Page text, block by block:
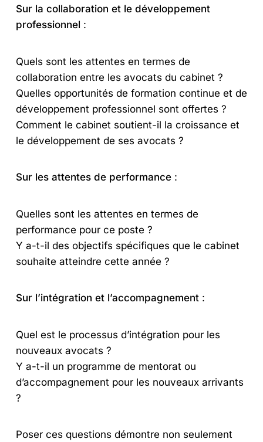
Sur la collaboration et le développement
professionnel :
Quels sont les attentes en termes de
collaboration entre les avocats du cabinet ?
Quelles opportunités de formation continue et de
développement professionnel sont offertes ?
Comment le cabinet soutient-il la croissance et
le développement de ses avocats ?
Sur les attentes de performance:
Quelles sont les attentes en termes de
performance pour ce poste ?
Y a-t-il des objectifs spécifiques que le cabinet
souhaite atteindre cette année ?
Sur l’intégration et l’accompagnement:
Quel est le processus d’intégration pour les
nouveaux avocats ?
Y a-t-il un programme de mentorat ou
d’accompagnement pour les nouveaux arrivants
?
Poser ces questions démontre non seulement